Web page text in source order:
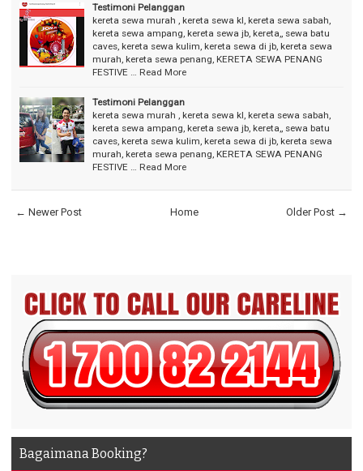
Testimoni Pelanggan
kereta sewa murah , kereta sewa kl, kereta sewa sabah,
kereta sewa ampang, kereta sewa jb, kereta,, sewa batu
caves, kereta sewa kulim, kereta sewa di jb, kereta sewa
murah, kereta sewa penang, KERETA SEWA PENANG
FESTIVE …
Read More
Testimoni Pelanggan
kereta sewa murah , kereta sewa kl, kereta sewa sabah,
kereta sewa ampang, kereta sewa jb, kereta,, sewa batu
caves, kereta sewa kulim, kereta sewa di jb, kereta sewa
murah, kereta sewa penang, KERETA SEWA PENANG
FESTIVE …
Read More
← Newer Post Older Post →
Home
Bagaimana Booking?